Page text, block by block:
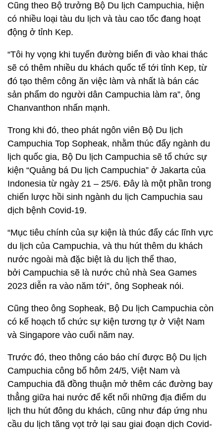
Cũng theo Bộ trưởng Bộ Du lịch Campuchia, hiện
có nhiều loại tàu du lịch và tàu cao tốc đang hoạt
động ở tỉnh Kep.
“Tôi hy vọng khi tuyến đường biển đi vào khai thác
sẽ có thêm nhiều du khách quốc tế tới tỉnh Kep, từ
đó tạo thêm công ăn việc làm và nhất là bán các
sản phẩm do người dân Campuchia làm ra”, ông
Chanvanthon nhấn mạnh.
Trong khi đó, theo phát ngôn viên Bộ Du lịch
Campuchia Top Sopheak, nhằm thúc đẩy ngành du
lịch quốc gia, Bộ Du lịch Campuchia sẽ tổ chức sự
kiện “Quảng bá Du lịch Campuchia” ở Jakarta của
Indonesia từ ngày 21 – 25/6. Đây là một phần trong
chiến lược hồi sinh ngành du lịch Campuchia sau
dịch bệnh Covid-19.
“Mục tiêu chính của sự kiện là thúc đẩy các lĩnh vực
du lịch của Campuchia, và thu hút thêm du khách
nước ngoài mà đặc biệt là du lịch thể thao,
bởi Campuchia sẽ là nước chủ nhà Sea Games
2023 diễn ra vào năm tới”, ông Sopheak nói.
Cũng theo ông Sopheak, Bộ Du lịch Campuchia còn
có kế hoạch tổ chức sự kiện tương tự ở Việt Nam
và Singapore vào cuối năm nay.
Trước đó, theo thông cáo báo chí được Bộ Du lịch
Campuchia công bố hôm 24/5, Việt Nam và
Campuchia đã đồng thuận mở thêm các đường bay
thẳng giữa hai nước để kết nối những địa điểm du
lịch thu hút đông du khách, cũng như đáp ứng nhu
cầu du lịch tăng vọt trở lại sau giai đoạn dịch Covid-